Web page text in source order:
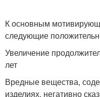
К основным
следующие
Увеличение
лет
Вредные вещества,
изделиях, негативно